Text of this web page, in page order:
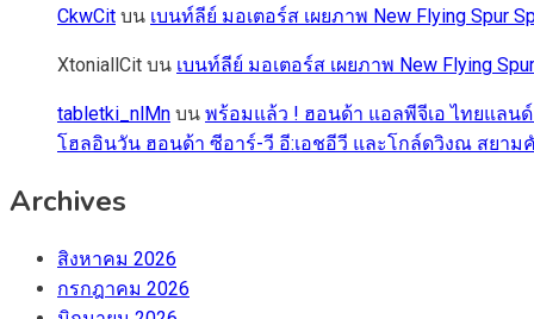
CkwCit บน เบนท์ลีย์ มอเตอร์ส เผยภาพ New Flying Spur
XtoniallCit บน เบนท์ลีย์ มอเตอร์ส เผยภาพ New Flying
tabletki_nlMn บน พร้อมแล้ว ! ฮอนด้า แอลพีจีเอ ไทยแลนด์
โฮลอินวัน ฮอนด้า ซีอาร์-วี อี:เอชอีวี และโกล์ดวิงณ สยา
Archives
สิงหาคม 2026
กรกฎาคม 2026